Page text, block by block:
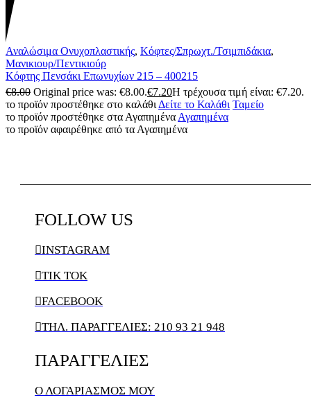
Αναλώσιμα Ονυχοπλαστικής, Κόφτες/Σπρωχτ./Τσιμπιδάκια,
Μανικιουρ/Πεντικιούρ
Κόφτης Πενσάκι Επωνυχίων 215 – 400215
€8.00 Original price was: €8.00.€7.20Η τρέχουσα τιμή είναι: €7.20.
το προϊόν προστέθηκε στο καλάθι Δείτε το Καλάθι Ταμείο
το προϊόν προστέθηκε στα Αγαπημένα Αγαπημένα
το προϊόν αφαιρέθηκε από τα Αγαπημένα
FOLLOW US
INSTAGRAM
TIK TOK
FACEBOOK
ΤΗΛ. ΠΑΡΑΓΓΕΛΙΕΣ: 210 93 21 948
ΠΑΡΑΓΓΕΛΙΕΣ
Ο ΛΟΓΑΡΙΑΣΜΌΣ ΜΟΥ